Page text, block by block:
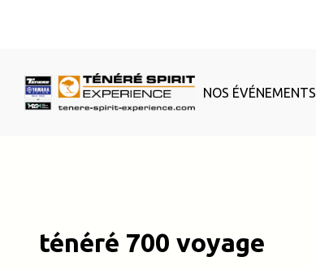
NOS ÉVÉNEMENTS
ténéré 700 voyage